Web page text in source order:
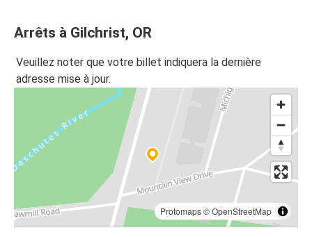
Arrêts à Gilchrist, OR
Veuillez noter que votre billet indiquera la dernière
adresse mise à jour.
Protomaps©OpenStreetMap